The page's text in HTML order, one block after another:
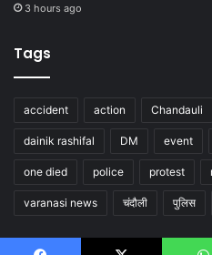
3 hours ago
Tags
accident action Chandauli
dainik rashifal DM event
one died police protest
varanasi news चंदौली पुलिस